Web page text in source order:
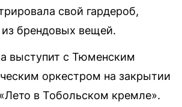
свой гардероб,
брендовых вещей.
выступит с Тюменским
оркестром на закрытии
в Тобольском кремле».